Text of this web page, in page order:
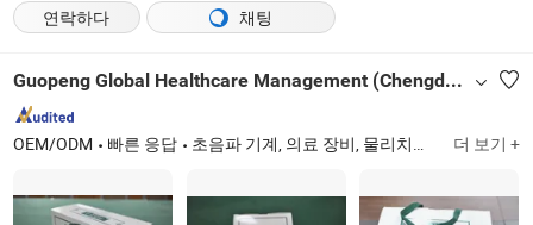
연락하다
채팅
Guopeng Global Healthcare Management (Chengdu) Co., Ltd.
OEM/ODM 빠른 응답 초음파 기계, 의료 장비, 물리치료 장비, 주입 펌프, 일회용 장갑, 심전도 기계, 환자 모니터, 병원 침대, 의료 시뮬레이터, 내시경 더 보기 +